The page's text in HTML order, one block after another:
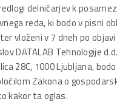
delničarjev k
reda, ki bodo v pisni
vloženi v 7 dneh po
DATALAB Tehnologije
28C, 1000 Ljubljana,
Zakona o
kakor ta oglas.